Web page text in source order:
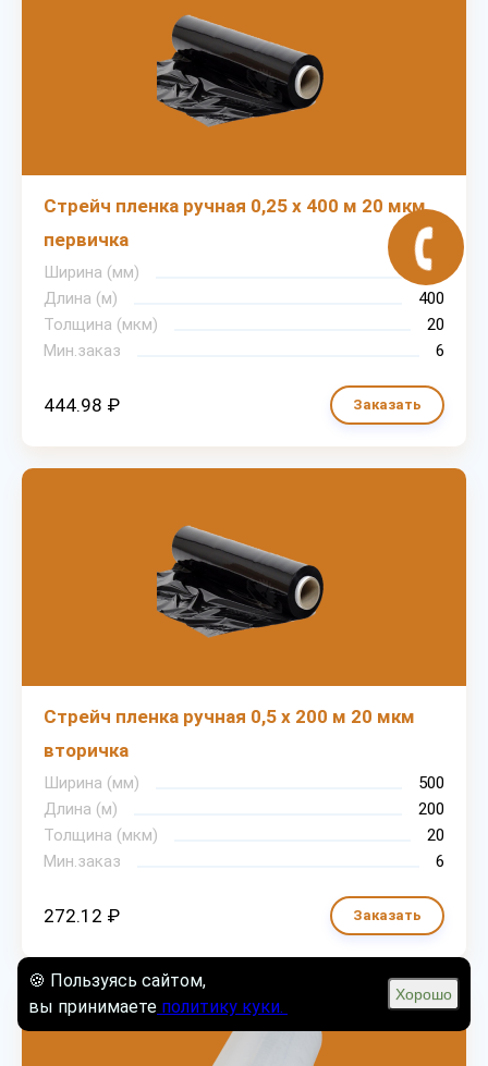
Стрейч пленка ручная 0,25 х 400 м 20 мкм
первичка
Ширина (мм)
250
Длина (м)
400
Толщина (мкм)
20
Мин.заказ
6
444.98 ₽ Заказать
Стрейч пленка ручная 0,5 х 200 м 20 мкм
вторичка
Ширина (мм)
500
Длина (м)
200
Толщина (мкм)
20
Мин.заказ
6
272.12 ₽ Заказать
🍪 Пользуясь сайтом,
вы принимаете политику куки.
Хорошо